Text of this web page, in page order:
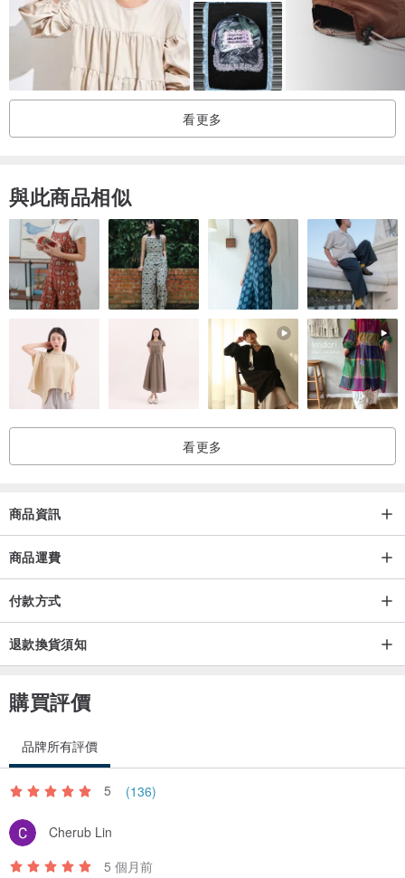
平放測量~帽身總長約23.5cm
手工每頂長度會有些微誤差
☆ 材質～瑞士進口品牌100%毛線。
☆ 保養
滌，洗後用手壓乾水份，放於洗衣袋中，在洗衣機中輕搖幾下，待水
分略乾，置於蔭涼通風處平放，盡量不要吊掛起來，比較不會拉長，
乾後也可用熨斗低溫隔布整燙。
**❌不要用洗衣機洗滌。毛線是不可用烘衣機烘乾喔
☆產地 ～台灣純手工鉤織
○o。○o。○o。○o。○o。○o。○o。○o。○o。○o。
🍬｜ 貼心提醒｜
異，和拍照燈光角度不同，及每個人電腦顯色不一樣而有色差，盡可
能拍出實際顏色，但以成品為主。
***手工品會有接線，若有藏線出現，可以剪斷或再藏入毛線內，出貨
🔅平時若偶有線頭跑出屬正常，可以直接剪掉或再藏入毛線內。
＼（^０＾）／若有任何不暸解想知道的問題，歡迎您聯絡設計師，感
謝您的支持指教(ᵔᴥᵔ)
***下單後。因手工製作和貼身衛生問題，不可隨意退換貨，請思考後
🌷歡迎關注hm98k走吧！編織
新作品會不定時提供限時優惠喔
關注我們您將會收到通知
看更多
與此商品相似
看更多
商品資訊
商品運費
付款方式
退款換貨須知
購買評價
品牌所有評價
5 (136)
Cherub Lin
5 個月前